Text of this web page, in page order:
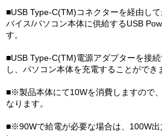
■USB Type-C(TM)コネクターを経由し
バイス/パソコン本体に供給するUSB
す。
■USB Type-C(TM)電源アダプターを接
し、パソコン本体を充電することができ
■※製品本体にて10Wを消費しますので
なります。
■※90Wで給電が必要な場合は、100W出